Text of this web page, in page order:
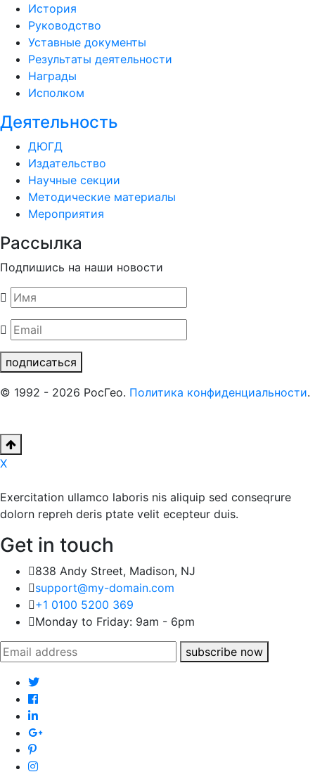
История
Руководство
Уставные документы
Результаты деятельности
Награды
Исполком
Деятельность
ДЮГД
Издательство
Научные секции
Методические материалы
Мероприятия
Рассылка
Подпишись на наши новости
подписаться
© 1992 - 2026 РосГео. Политика конфиденциальности.
X
Exercitation ullamco laboris nis aliquip sed conseqrure
dolorn repreh deris ptate velit ecepteur duis.
Get in touch
838 Andy Street, Madison, NJ
support@my-domain.com
+1 0100 5200 369
Monday to Friday: 9am - 6pm
subscribe now